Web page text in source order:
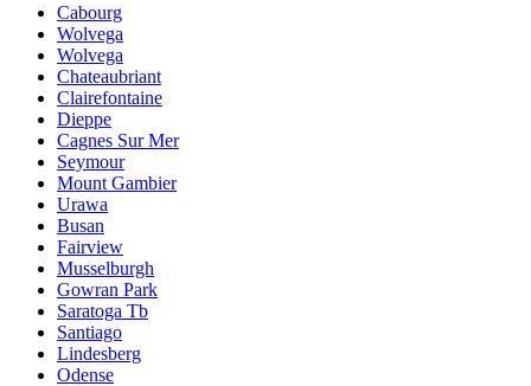
Cabourg
Wolvega
Wolvega
Chateaubriant
Clairefontaine
Dieppe
Cagnes Sur Mer
Seymour
Mount Gambier
Urawa
Busan
Fairview
Musselburgh
Gowran Park
Saratoga Tb
Santiago
Lindesberg
Odense